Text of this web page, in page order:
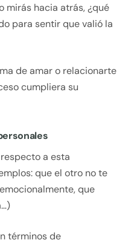
mirás hacia atrás, ¿qué
para sentir que valió la
de amar o relacionarte
cumpliera su
a esta
que el otro no te
que
términos de